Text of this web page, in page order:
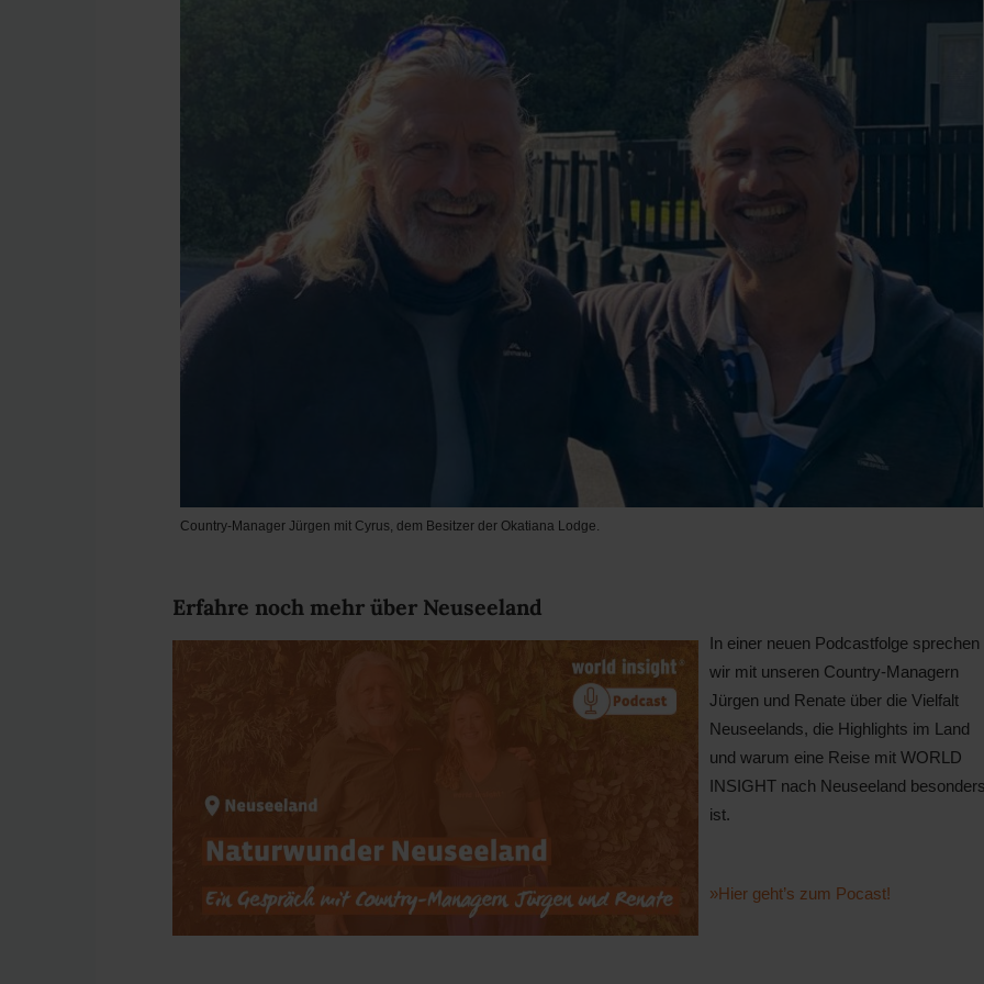
Country-Manager Jürgen mit Cyrus, dem Besitzer der Okatiana Lodge.
Erfahre noch mehr über Neuseeland
In einer neuen Podcastfolge sprechen
wir mit unseren Country-Managern
Jürgen und Renate über die Vielfalt
Neuseelands, die Highlights im Land
und warum eine Reise mit WORLD
INSIGHT nach Neuseeland
ist.
»Hier geht’s zum Pocast!